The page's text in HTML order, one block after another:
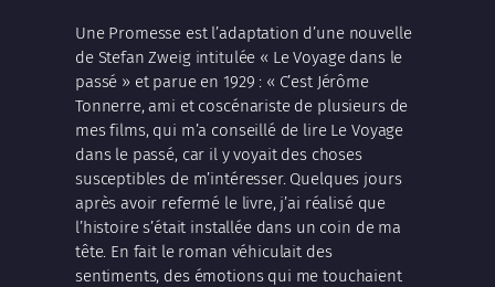
Une Promesse est l’adaptation d’une nouvelle
de Stefan Zweig intitulée « Le Voyage dans le
passé » et parue en 1929 : « C’est Jérôme
Tonnerre, ami et coscénariste de plusieurs de
mes films, qui m’a conseillé de lire Le Voyage
dans le passé, car il y voyait des choses
susceptibles de m’intéresser. Quelques jours
après avoir refermé le livre, j’ai réalisé que
l’histoire s’était installée dans un coin de ma
tête. En fait le roman véhiculait des
sentiments, des émotions qui me touchaient